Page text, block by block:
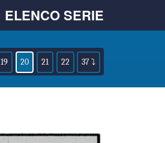
ELENCO SERIE
19 20 21 22 37 ⤵